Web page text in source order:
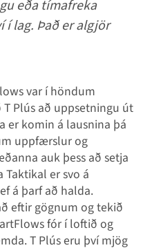
eða tímafreka
lag. Það er algjör
var í höndum
Plús að uppsetningu út
er komin á lausnina þá
uppfærslur og
auk þess að setja
er svo á
á þarf að halda.
eftir gögnum og tekið
fór í loftið og
T Plús eru því mjög